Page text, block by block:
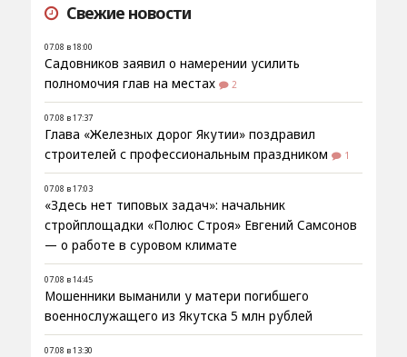
Свежие новости
07.08 в 18:00
Садовников заявил о намерении усилить
полномочия глав на местах
2
07.08 в 17:37
Глава «Железных дорог Якутии» поздравил
строителей с профессиональным праздником
1
07.08 в 17:03
«Здесь нет типовых задач»: начальник
стройплощадки «Полюс Строя» Евгений Самсонов
— о работе в суровом климате
07.08 в 14:45
Мошенники выманили у матери погибшего
военнослужащего из Якутска 5 млн рублей
07.08 в 13:30